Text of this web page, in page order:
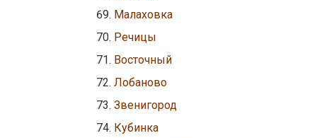
Малаховка
Речицы
Восточный
Лобаново
Звенигород
Кубинка